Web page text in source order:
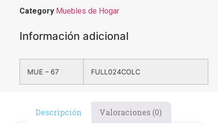
Category Muebles de Hogar
Información adicional
MUE – 67 FULL024COLC
Descripción Valoraciones (0)